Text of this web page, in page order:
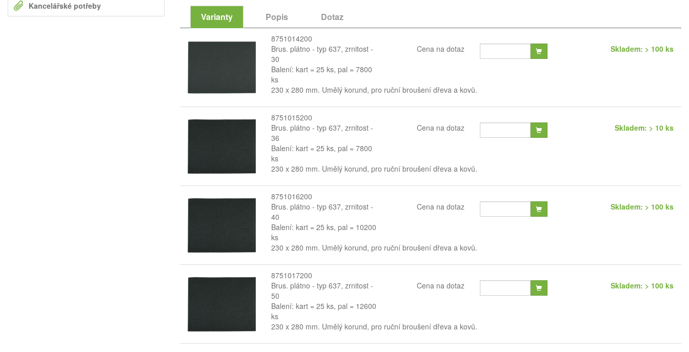
Kancelářské potřeby
Varianty Popis Dotaz
8751014200
Brus. plátno - typ 637, zrnitost -
30
Balení: kart = 25 ks, pal = 7800
ks
Cena na dotaz Skladem: > 100 ks
230 x 280 mm. Umělý korund, pro ruční broušení dřeva a kovů.
8751015200
Brus. plátno - typ 637, zrnitost -
36
Balení: kart = 25 ks, pal = 7800
ks
Cena na dotaz Skladem: > 10 ks
230 x 280 mm. Umělý korund, pro ruční broušení dřeva a kovů.
8751016200
Brus. plátno - typ 637, zrnitost -
40
Balení: kart = 25 ks, pal = 10200
ks
Cena na dotaz Skladem: > 100 ks
230 x 280 mm. Umělý korund, pro ruční broušení dřeva a kovů.
8751017200
Brus. plátno - typ 637, zrnitost -
50
Balení: kart = 25 ks, pal = 12600
ks
Cena na dotaz Skladem: > 100 ks
230 x 280 mm. Umělý korund, pro ruční broušení dřeva a kovů.